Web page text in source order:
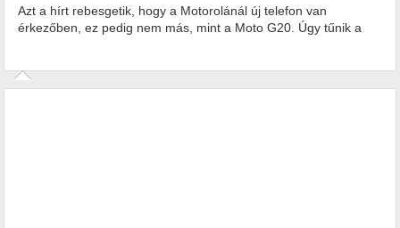
Azt a hírt rebesgetik, hogy a Motorolánál új telefon van
érkezőben, ez pedig nem más, mint a Moto G20. Úgy tűnik a
érkezőben, ez pedig nem más, mint a Moto G20. Úgy tűnik a